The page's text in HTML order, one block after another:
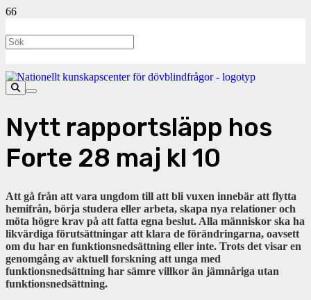
Nytt rapportsläpp hos
Forte 28 maj kl 10
Att gå från att vara ungdom till att bli vuxen innebär att flytta
hemifrån, börja studera eller arbeta, skapa nya relationer och
möta högre krav på att fatta egna beslut. Alla människor ska ha
likvärdiga förutsättningar att klara de förändringarna, oavsett
om du har en funktionsnedsättning eller inte. Trots det visar en
genomgång av aktuell forskning att unga med
funktionsnedsättning har sämre villkor än jämnåriga utan
funktionsnedsättning.